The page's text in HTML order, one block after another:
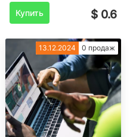
Купить
$ 0.6
13.12.2024 0 продаж